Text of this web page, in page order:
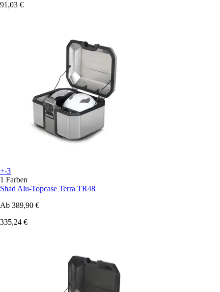
91,03 €
+-3
1 Farben
ShadAlu-Topcase Terra TR48
Ab 389,90 €
335,24 €